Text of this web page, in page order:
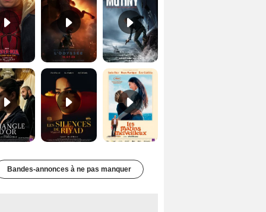
Les Silences de Riyad Bande-annonce VO STFR Les Matins merveilleux Bande-annonce VF
Bandes-annonces à ne pas manquer